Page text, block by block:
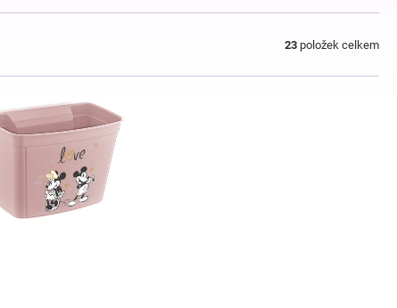
23 položek celkem